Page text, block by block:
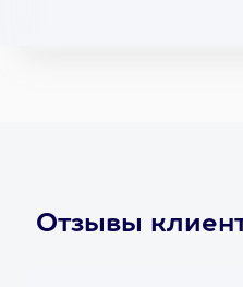
Отзывы